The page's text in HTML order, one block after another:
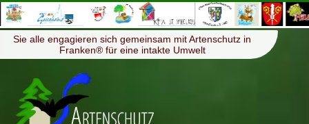
Menü ≡
Sie alle engagieren sich gemeinsam mit Artenschutz in
Franken® für eine intakte Umwelt